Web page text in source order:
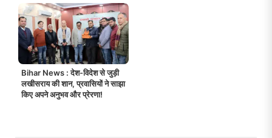
Bihar News : देश-विदेश से जुड़ी
लखीसराय की शान, प्रवासियों ने साझा
किए अपने अनुभव और प्रेरणा!